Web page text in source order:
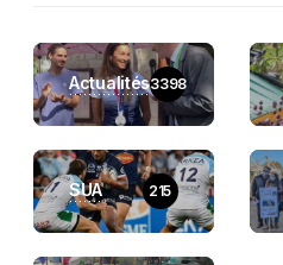
Actualités3398
SUA 215